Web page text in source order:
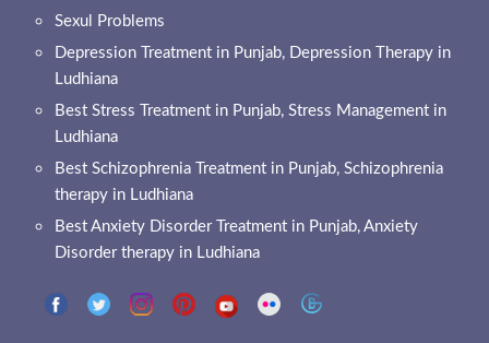
Sexul Problems
Depression Treatment in Punjab, Depression Therapy in
Ludhiana
Best Stress Treatment in Punjab, Stress Management in
Ludhiana
Best Schizophrenia Treatment in Punjab, Schizophrenia
therapy in Ludhiana
Best Anxiety Disorder Treatment in Punjab, Anxiety
Disorder therapy in Ludhiana